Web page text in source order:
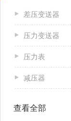
差压变送器
压力变送器
压力表
减压器
查看全部